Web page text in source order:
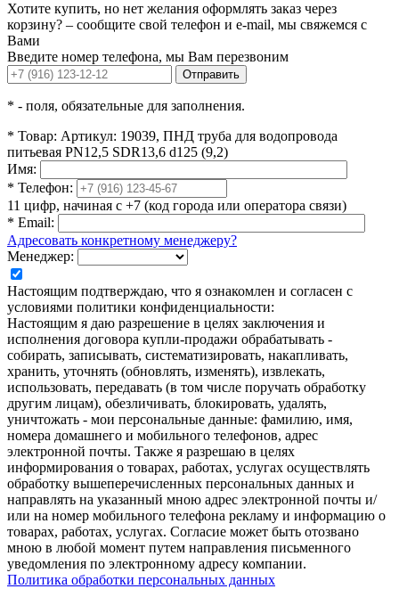
Хотите купить, но нет желания оформлять заказ через
корзину? – сообщите свой телефон и e-mail, мы свяжемся с
Вами
Введите номер телефона, мы Вам перезвоним
Отправить
* - поля, обязательные для заполнения.
* Товар: Артикул: 19039, ПНД труба для водопровода
питьевая PN12,5 SDR13,6 d125 (9,2)
Имя:
* Телефон:
11 цифр, начиная с +7 (код города или оператора связи)
* Email:
Адресовать конкретному менеджеру?
Менеджер:
Настоящим подтверждаю, что я ознакомлен и согласен с
условиями политики конфиденциальности:
Настоящим я даю разрешение в целях заключения и
исполнения договора купли-продажи обрабатывать -
собирать, записывать, систематизировать, накапливать,
хранить, уточнять (обновлять, изменять), извлекать,
использовать, передавать (в том числе поручать обработку
другим лицам), обезличивать, блокировать, удалять,
уничтожать - мои персональные данные: фамилию, имя,
номера домашнего и мобильного телефонов, адрес
электронной почты. Также я разрешаю в целях
информирования о товарах, работах, услугах осуществлять
обработку вышеперечисленных персональных данных и
направлять на указанный мною адрес электронной почты и/
или на номер мобильного телефона рекламу и информацию о
товарах, работах, услугах. Согласие может быть отозвано
мною в любой момент путем направления письменного
уведомления по электронному адресу компании.
Политика обработки персональных данных